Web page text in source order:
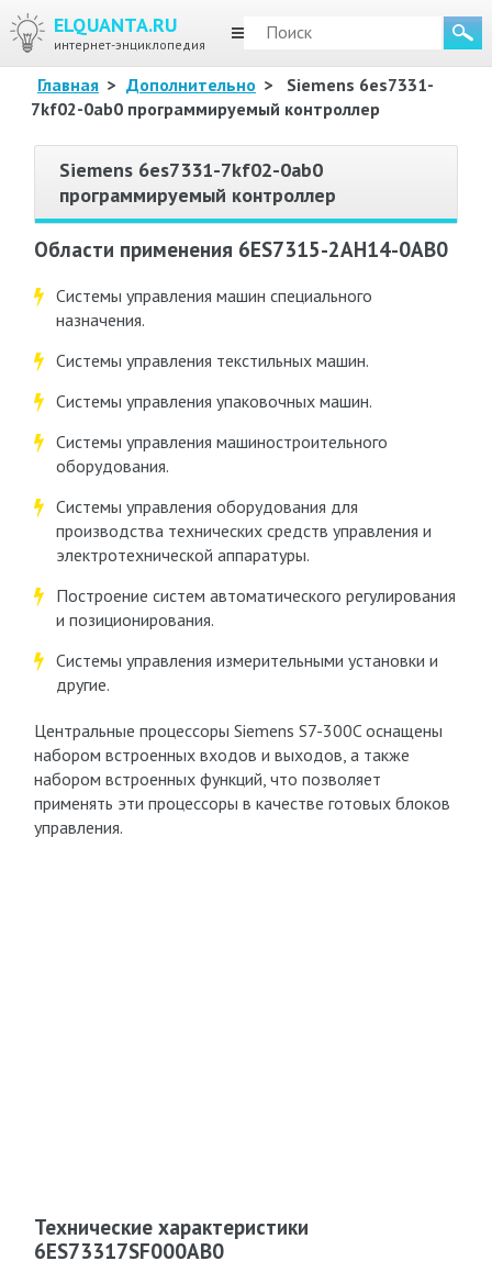
ELQUANTA.RU
интернет-энциклопедия
МЕНЮ
Главная > Дополнительно >
Siemens 6es7331-
7kf02-0ab0 программируемый контроллер
Siemens 6es7331-7kf02-0ab0
программируемый контроллер
Области применения 6ES7315-2AH14-0AB0
Системы управления машин специального
назначения.
Системы управления текстильных машин.
Системы управления упаковочных машин.
Системы управления машиностроительного
оборудования.
Системы управления оборудования для
производства технических средств управления и
электротехнической аппаратуры.
Построение систем автоматического регулирования
и позиционирования.
Системы управления измерительными установки и
другие.
Центральные процессоры Siemens S7-300C оснащены
набором встроенных входов и выходов, а также
набором встроенных функций, что позволяет
применять эти процессоры в качестве готовых блоков
управления.
Технические характеристики
6ES73317SF000AB0